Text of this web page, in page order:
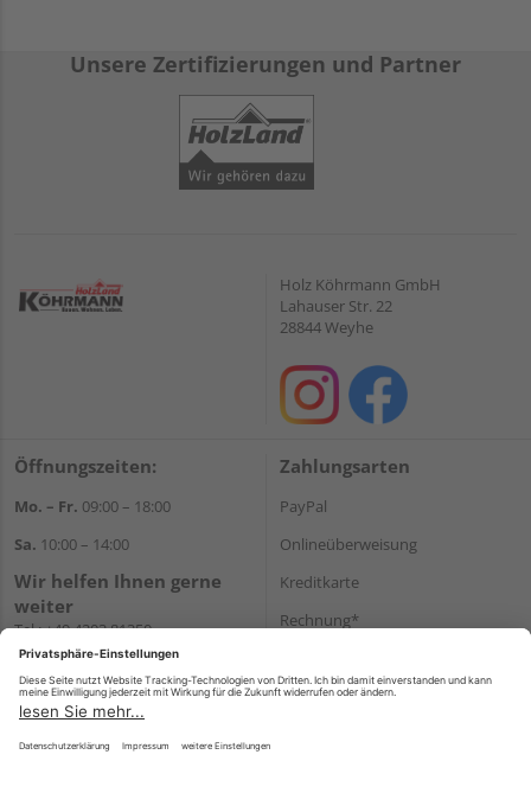
Unsere Zertifizierungen und Partner
Holz Köhrmann GmbH
Lahauser Str. 22
28844 Weyhe
Öffnungszeiten:
Mo. – Fr. 09:00 – 18:00
Sa. 10:00 – 14:00
Wir helfen Ihnen gerne
weiter
Tel.:+49 4203 81350
E-Mail:shop@holz-
koehrmann.de
Zahlungsarten
PayPal
Onlineüberweisung
Kreditkarte
Rechnung*
Versand